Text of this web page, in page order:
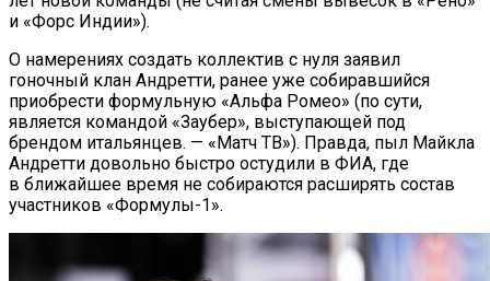
и «Форс Индии»).
О намерениях создать коллектив с нуля заявил
гоночный клан Андретти, ранее уже собиравшийся
приобрести формульную «Альфа Ромео» (по сути,
является командой «Заубер», выступающей под
брендом итальянцев. — «Матч ТВ»). Правда, пыл Майкла
Андретти довольно быстро остудили в ФИА, где
в ближайшее время не собираются расширять состав
участников «Формулы-1».